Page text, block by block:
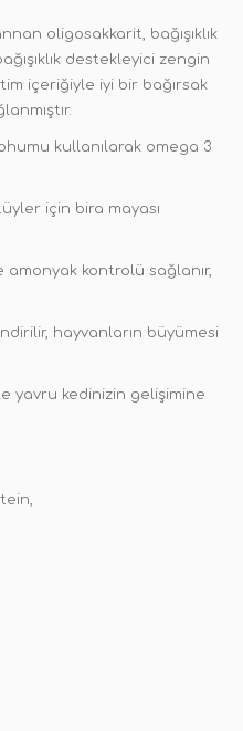
oligosakkarit, bağışıklık
destekleyici zengin
içeriğiyle iyi bir bağırsak
kullanılarak omega 3
için bira mayası
amonyak kontrolü sağlanır,
hayvanların büyümesi
yavru kedinizin gelişimine